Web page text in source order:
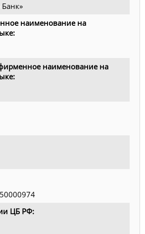
наименование на
наименование на
ЦБ РФ: